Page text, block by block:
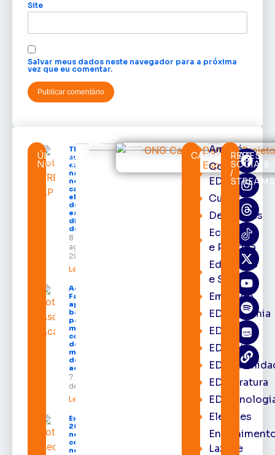
Site
Salvar meus dados neste navegador para a próxima
vez que eu comentar.
ÚLTIMAS
NOTÍCIAS
TRE-AP
suspende
expediente
na sede e
nos
cartórios
eleitorais
de todo o
estado nos
dias 10 e 11
de agosto
8 de
agosto de
2026
Leia mais »
Acácio
Favacho
apresenta
balanço
parcial do
mandato
com mais
de R$ 668
milhões
destinados
ao Amapá
7 de agosto
de 2026
Leia mais »
Expofeira
2026 começa
neste sábado
com shows,
negócios e
CATEGORIAS
Amapá
Cortes
EDcast
Cultura
Destaques
Economia
e Política
Educação
e Saúde
Emprego
EDacademia
EDbrasília
EDcast
EDliteratura
Eleições
Lazer e
REDES
SOCIAIS
/
STREAMS